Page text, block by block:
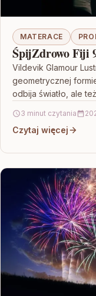
MATERACE
ŚpijZdrowo Fiji
Vildevik Glamour
geometrycznej
odbija światło, ale
3 minut czytania
Czytaj więcej